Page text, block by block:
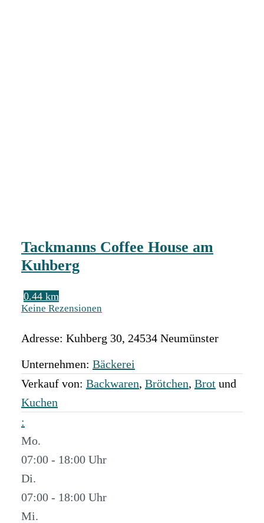
Tackmanns Coffee House am
Kuhberg
0.44 km
Keine Rezensionen
Adresse: Kuhberg 30, 24534 Neumünster
Unternehmen: Bäckerei
Verkauf von: Backwaren, Brötchen, Brot und
Kuchen
:
Mo.
07:00 - 18:00
Di.
07:00 - 18:00
Mi.